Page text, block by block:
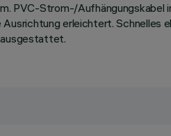
PVC-Strom-/Aufhängungskabel
erleichtert. Schnelles
ausgestattet.